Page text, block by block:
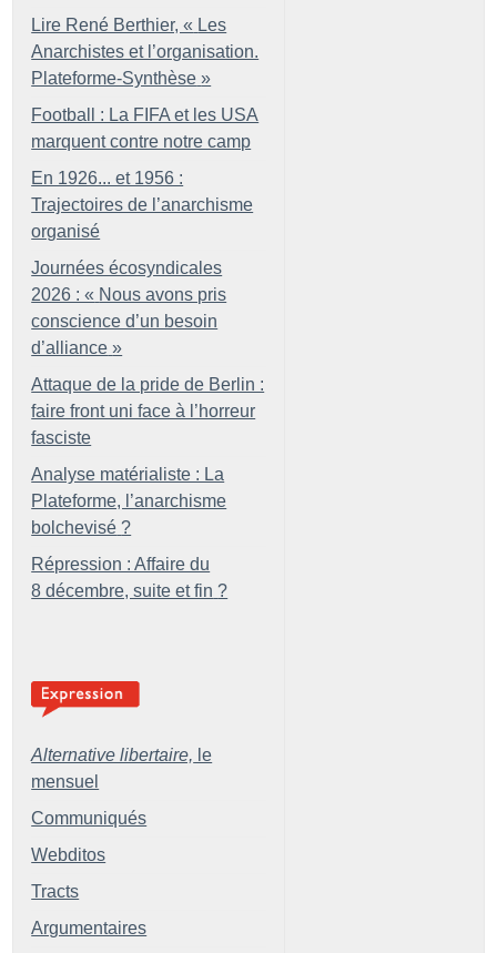
Lire René Berthier, « Les
Anarchistes et l’organisation.
Plateforme-Synthèse »
Football : La FIFA et les USA
marquent contre notre camp
En 1926... et 1956 :
Trajectoires de l’anarchisme
organisé
Journées écosyndicales
2026 : « Nous avons pris
conscience d’un besoin
d’alliance »
Attaque de la pride de Berlin :
faire front uni face à l’horreur
fasciste
Analyse matérialiste : La
Plateforme, l’anarchisme
bolchevisé ?
Répression : Affaire du
8 décembre, suite et fin ?
Alternative libertaire, le
mensuel
Communiqués
Webditos
Tracts
Argumentaires